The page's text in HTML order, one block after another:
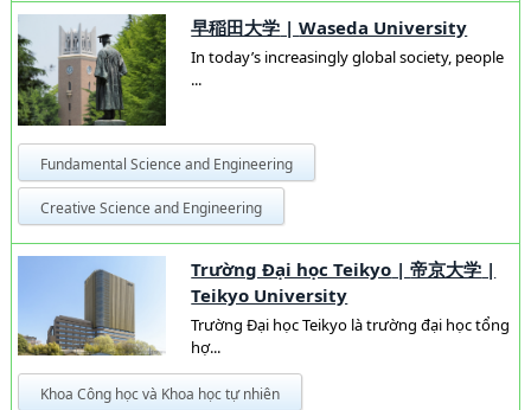
早稲田大学 |Waseda University
In today’s increasingly global society, people
...
Fundamental Science and Engineering
Creative Science and Engineering
Trường Đại học Teikyo |帝京大学 |
Teikyo University
Trường Đại học Teikyo là trường đại học tổng
hợ...
Khoa Công học và Khoa học tự nhiên